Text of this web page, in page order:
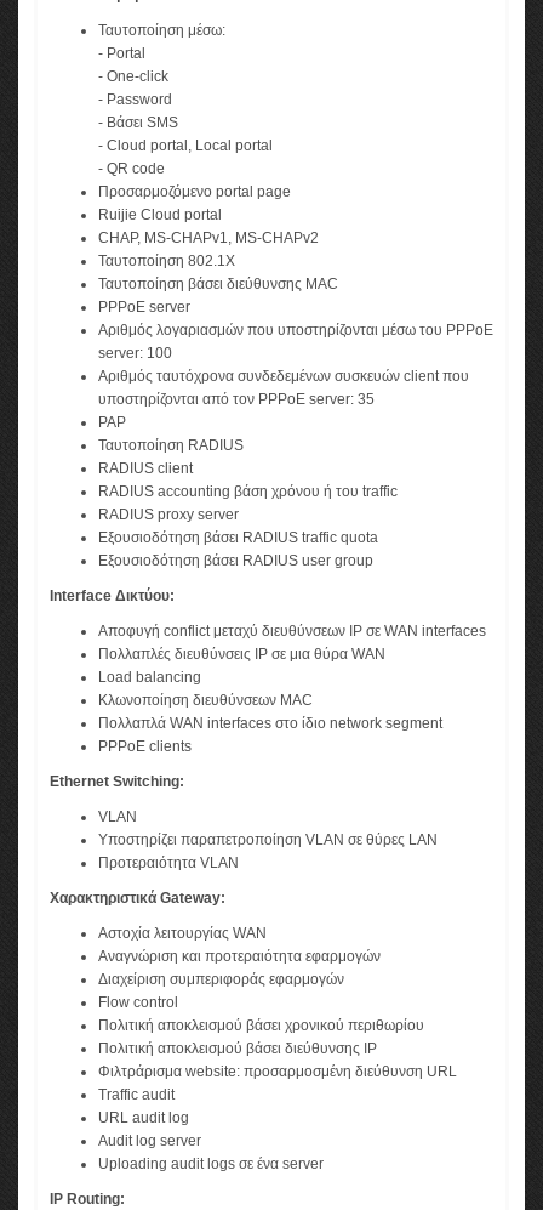
Ταυτοποίηση μέσω:
- Portal
- One-click
- Password
- Bάσει SMS
- Cloud portal, Local portal
- QR code
Προσαρμοζόμενο portal page
Ruijie Cloud portal
CHAP, MS-CHAPv1, MS-CHAPv2
Ταυτοποίηση 802.1X
Ταυτοποίηση βάσει διεύθυνσης MAC
PPPoE server
Αριθμός λογαριασμών που υποστηρίζονται μέσω του PPPoE
server: 100
Αριθμός ταυτόχρονα συνδεδεμένων συσκευών client που
υποστηρίζονται από τον PPPoE server: 35
PAP
Ταυτοποίηση RADIUS
RADIUS client
RADIUS accounting βάση χρόνου ή του traffic
RADIUS proxy server
Εξουσιοδότηση βάσει RADIUS traffic quota
Εξουσιοδότηση βάσει RADIUS user group
Interface Δικτύου:
Αποφυγή conflict μεταχύ διευθύνσεων IP σε WAN interfaces
Πολλαπλές διευθύνσεις IP σε μια θύρα WAN
Load balancing
Κλωνοποίηση διευθύνσεων MAC
Πολλαπλά WAN interfaces στο ίδιο network segment
PPPoE clients
Ethernet Switching:
VLAN
Υποστηρίζει παραπετροποίηση VLAN σε θύρες LAN
Προτεραιότητα VLAN
Χαρακτηριστικά Gateway:
Αστοχία λειτουργίας WAN
Αναγνώριση και προτεραιότητα εφαρμογών
Διαχείριση συμπεριφοράς εφαρμογών
Flow control
Πολιτική αποκλεισμού βάσει χρονικού περιθωρίου
Πολιτική αποκλεισμού βάσει διεύθυνσης IP
Φιλτράρισμα website: προσαρμοσμένη διεύθυνση URL
Traffic audit
URL audit log
Audit log server
Uploading audit logs σε ένα server
IP Routing: